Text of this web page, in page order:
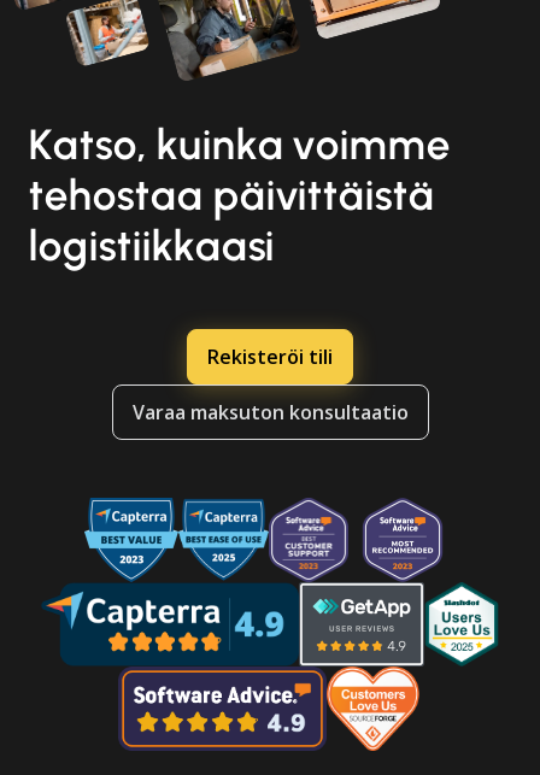
Katso, kuinka voimme
tehostaa päivittäistä
logistiikkaasi
Rekisteröi tili
Varaa maksuton konsultaatio